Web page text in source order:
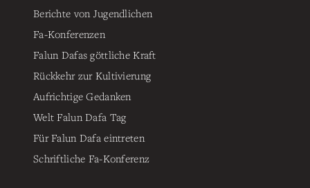
Berichte von Jugendlichen
Fa-Konferenzen
Falun Dafas göttliche Kraft
Rückkehr zur Kultivierung
Aufrichtige Gedanken
Welt Falun Dafa Tag
Für Falun Dafa eintreten
Schriftliche Fa-Konferenz